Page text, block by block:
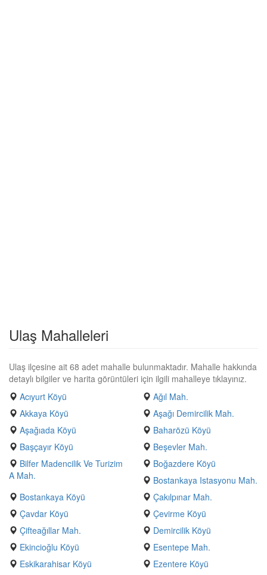
Ulaş Mahalleleri
Ulaş ilçesine ait 68 adet mahalle bulunmaktadır. Mahalle hakkında
detaylı bilgiler ve harita görüntüleri için ilgili mahalleye tıklayınız.
Acıyurt Köyü
Ağıl Mah.
Akkaya Köyü
Aşağı Demircilik Mah.
Aşağıada Köyü
Baharözü Köyü
Başçayır Köyü
Beşevler Mah.
Bilfer Madencilik Ve Turizim
A Mah.
Boğazdere Köyü
Bostankaya Istasyonu Mah.
Bostankaya Köyü
Çakılpınar Mah.
Çavdar Köyü
Çevirme Köyü
Çifteağıllar Mah.
Demircilik Köyü
Ekincioğlu Köyü
Esentepe Mah.
Eskikarahisar Köyü
Ezentere Köyü